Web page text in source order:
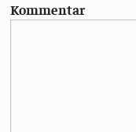
Kommentar